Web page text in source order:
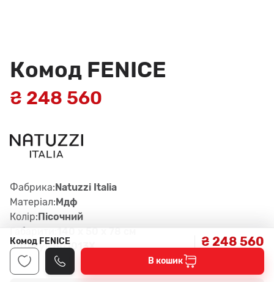
Комод FENICE
₴ 248 560
Фабрика:Natuzzi Italia
Матеріал:Мдф
Колір:Пісочний
Габарити:
140 x 50 x 78 см
Артикул:B01013X
Комод FENICE ₴ 248 560
В кошик